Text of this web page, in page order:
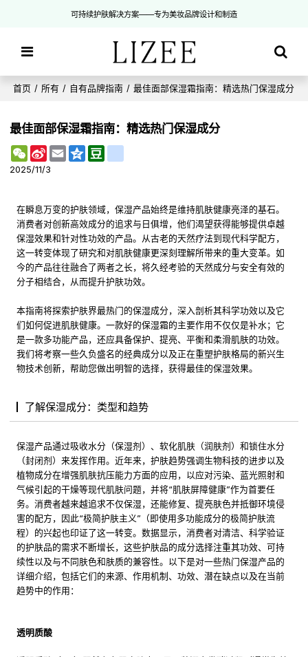
可持续护肤解决方案——专为美妆品牌设计和制造
首页 / 所有 / 自有品牌指南 / 最佳面部保湿霜指南：精选热门保湿成分
最佳面部保湿霜指南：精选热门保湿成分
WeChat
Sina
Weibo
Email Qzone
2025/11/3
在瞬息万变的护肤领域，保湿产品始终是维持肌肤健康亮泽的基石。
消费者对创新高效成分的追求与日俱增，他们渴望获得能够提供卓越
保湿效果和针对性功效的产品。从古老的天然疗法到现代科学配方，
这一转变体现了研究和对肌肤健康更深刻理解所带来的重大变革。如
今的产品往往融合了两者之长，将久经考验的天然成分与安全有效的
分子相结合，从而提升护肤功效。
本指南将探索护肤界最热门的保湿成分，深入剖析其科学功效以及它
们如何促进肌肤健康。一款好的保湿霜的主要作用不仅仅是补水；它
是一款多功能产品，还应具备保护、提亮、平衡和柔滑肌肤的功效。
我们将考察一些久负盛名的经典成分以及正在重塑护肤格局的新兴生
物技术创新，帮助您做出明智的选择，获得最佳的保湿效果。
了解保湿成分：类型和趋势
保湿产品通过吸收水分（保湿剂）、软化肌肤（润肤剂）和锁住水分
（封闭剂）来发挥作用。近年来，护肤趋势强调生物科技的进步以及
植物成分在增强肌肤抗压能力方面的应用，以应对污染、蓝光照射和
气候引起的干燥等现代肌肤问题，并将“肌肤屏障健康”作为首要任
务。消费者越来越追求不仅保湿，还能修复、提亮肤色并抵御环境侵
害的配方，因此“极简护肤主义”（即使用多功能成分的极简护肤流
程）的兴起也印证了这一转变。数据显示，消费者对清洁、科学验证
的护肤品的需求不断增长，这些护肤品的成分选择注重其功效、可持
续性以及与不同肤色和肤质的兼容性。以下是对一些热门保湿产品的
详细介绍，包括它们的来源、作用机制、功效、潜在缺点以及在当前
趋势中的作用：
透明质酸